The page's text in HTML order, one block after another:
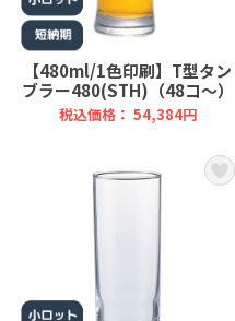
【480ml/1色印刷】T型タン
ブラー480(STH)（48コ～）
税込価格： 54,384円